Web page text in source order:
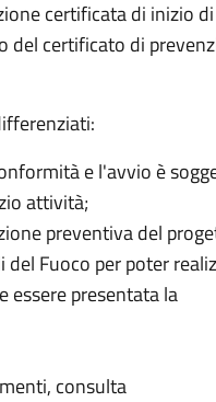
certificata di inizio di
del certificato di
e l'avvio è
attività;
preventiva del
Fuoco per poter
essere presentata la
consulta